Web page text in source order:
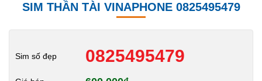
SIM THẦN TÀI VINAPHONE 0825495479
Sim số đẹp 0825495479